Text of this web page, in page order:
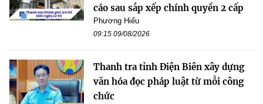
cáo sau sắp xếp chính quyền 2 cấp
Phương Hiếu
09:15 09/08/2026
Thanh tra tỉnh Điện Biên xây dựng
văn hóa đọc pháp luật từ mỗi công
chức